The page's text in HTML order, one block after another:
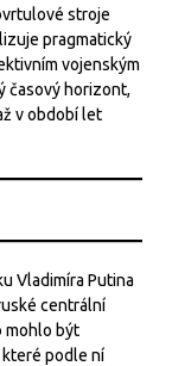
stroje
pragmatický
vojenským
časový horizont,
v období let
Vladimíra Putina
centrální
mohlo být
podle ní